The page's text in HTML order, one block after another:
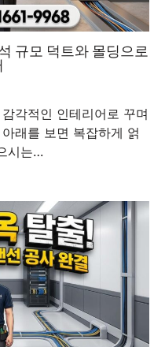
규모 덕트와 몰딩으로
각적인 인테리어로 꾸며
래를 보면 복잡하게 얽
시는…